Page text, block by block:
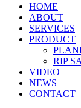
HOME
ABOUT
SERVICES
PRODUCT
RIP
VIDEO
NEWS
CONTACT